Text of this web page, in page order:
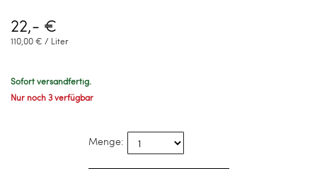
22,- €
110,00 € / Liter
Sofort versandfertig.
Nur noch 3 verfügbar
Menge: